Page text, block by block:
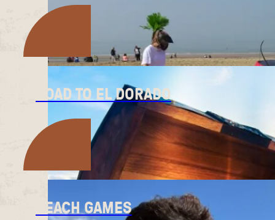
ROAD TO EL DORADO
BEACH GAMES